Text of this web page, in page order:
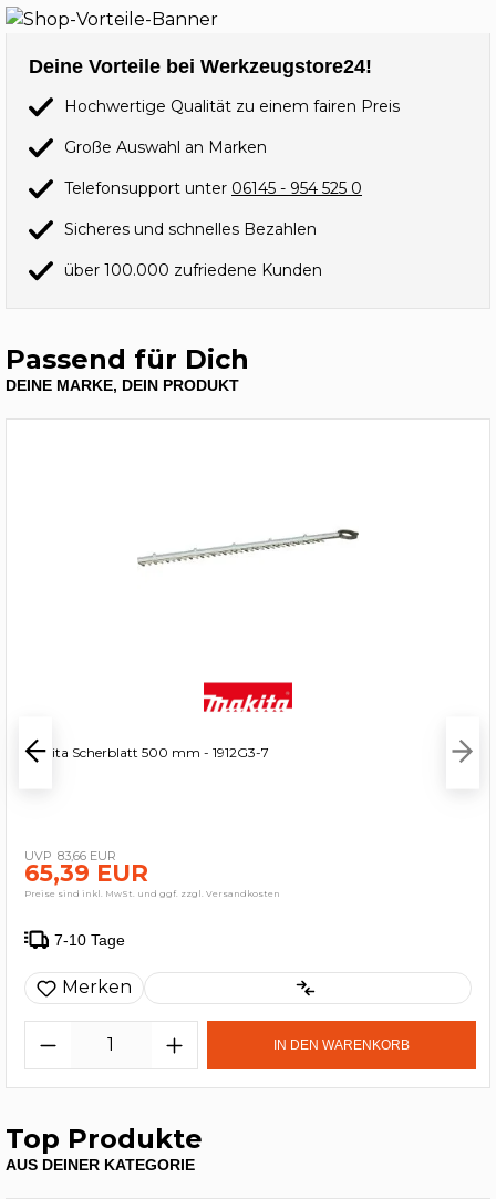
Deine Vorteile bei Werkzeugstore24!
Hochwertige Qualität zu einem fairen Preis
Große Auswahl an Marken
Telefonsupport unter 06145 - 954 525 0
Sicheres und schnelles Bezahlen
über 100.000 zufriedene Kunden
Passend für Dich
DEINE MARKE, DEIN PRODUKT
Makita Scherblatt 500 mm - 1912G3-7
83,66 EUR
65,39 EUR
Preise sind inkl. MwSt. und ggf. zzgl. Versandkosten
7-10 Tage
Merken
IN DEN WARENKORB
Top Produkte
AUS DEINER KATEGORIE